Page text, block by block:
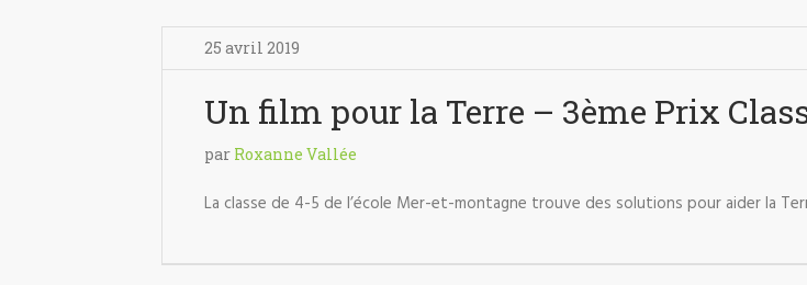
25 avril 2019
Un film pour la Terre – 3ème Prix
par Roxanne Vallée
La classe de 4-5 de l’école Mer-et-montagne trouve des solutions pour aider la